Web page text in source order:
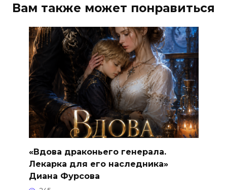
Вам также может понравиться
«Вдова драконьего генерала.
Лекарка для его наследника»
Диана Фурсова